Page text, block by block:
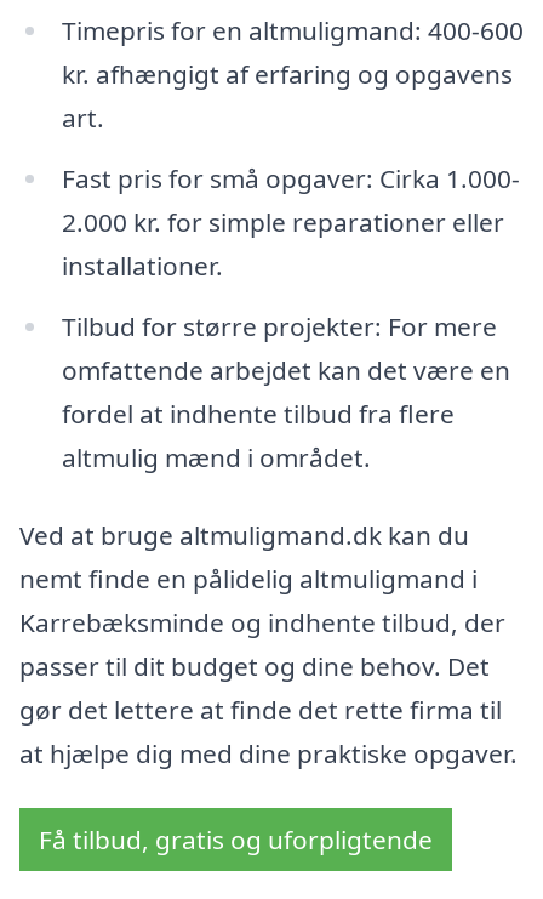
Timepris for en altmuligmand: 400-600
kr. afhængigt af erfaring og opgavens
art.
Fast pris for små opgaver: Cirka 1.000-
2.000 kr. for simple reparationer eller
installationer.
Tilbud for større projekter: For mere
omfattende arbejdet kan det være en
fordel at indhente tilbud fra flere
altmulig mænd i området.
Ved at bruge altmuligmand.dk kan du
nemt finde en pålidelig altmuligmand i
Karrebæksminde og indhente tilbud, der
passer til dit budget og dine behov. Det
gør det lettere at finde det rette firma til
at hjælpe dig med dine praktiske opgaver.
Få tilbud, gratis og uforpligtende